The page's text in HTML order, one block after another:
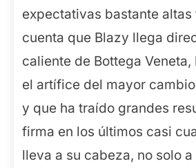
expectativas bastante altas
cuenta que Blazy llega
caliente de Bottega
el artífice del mayor
y que ha traído grandes
firma en los últimos casi
lleva a su cabeza, no solo